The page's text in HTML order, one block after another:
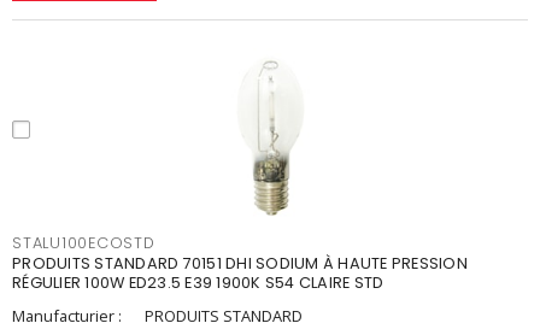
STALU100ECOSTD
PRODUITS STANDARD 70151 DHI SODIUM À HAUTE PRESSION
RÉGULIER 100W ED23.5 E39 1900K S54 CLAIRE STD
Manufacturier :
PRODUITS STANDARD